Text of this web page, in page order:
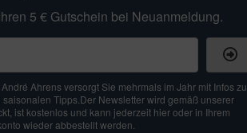
5 € Gutschein bei Neuanmeldung.
Ahrens versorgt Sie mehrmals im Jahr mit Infos zu
Tipps.Der Newsletter wird gemäß unserer
ist kostenlos und kann jederzeit hier oder in Ihrem
wieder abbestellt werden.